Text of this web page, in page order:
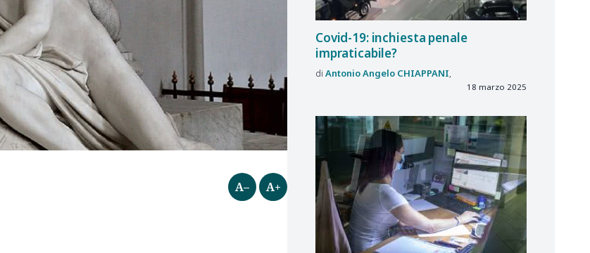
A– A+
Covid-19: inchiesta penale
impraticabile?
Antonio Angelo CHIAPPANI
18 marzo 2025